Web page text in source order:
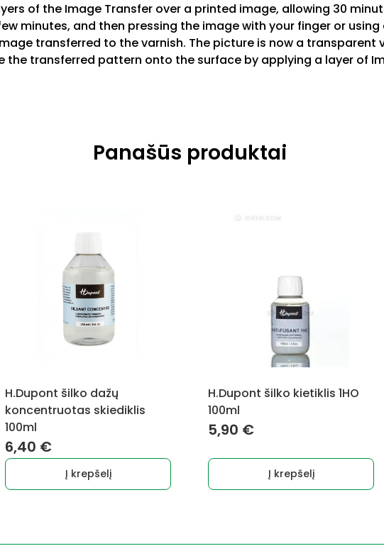
of the Image Transfer over a printed image, allowing 30
minutes, and then pressing the image with your finger or
transferred to the varnish. The picture is now a transparent
the transferred pattern onto the surface by applying a layer of
Panašūs produktai
H.Dupont šilko dažų
koncentruotas skiediklis
100ml
6,40 €
Į krepšelį
H.Dupont šilko kietiklis 1HO
100ml
5,90 €
Į krepšelį